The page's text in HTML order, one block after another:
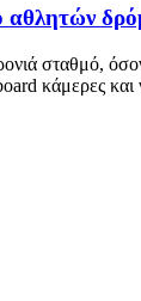
σταθμό,
κάμερες